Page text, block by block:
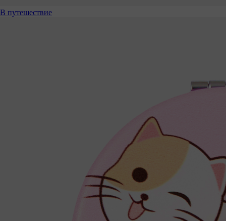
В путешествие